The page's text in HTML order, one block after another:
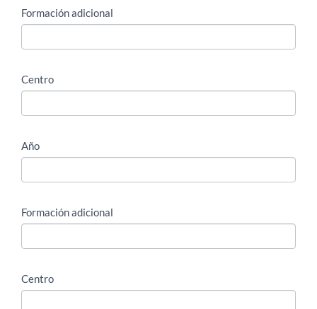
Formación adicional
Centro
Año
Formación adicional
Centro